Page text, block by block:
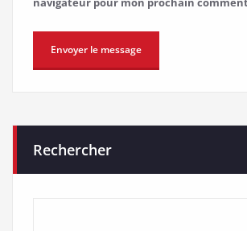
Rechercher